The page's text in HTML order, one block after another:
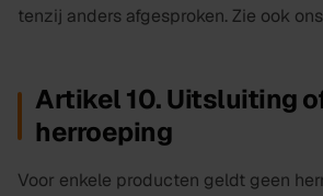
tenzij anders afgesproken. Zie ook ons
Artikel 10. Uitsluiting
herroeping
Voor enkele producten geldt geen